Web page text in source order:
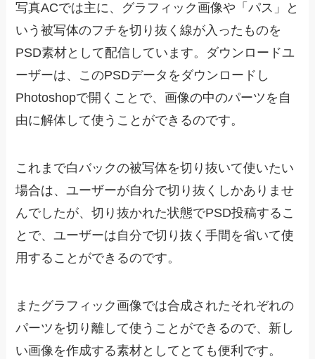
写真ACでは主に、グラフィック画像や「パス」と
いう被写体のフチを切り抜く線が入ったものを
PSD素材として配信しています。ダウンロードユ
ーザーは、このPSDデータをダウンロードし
Photoshopで開くことで、画像の中のパーツを自
由に解体して使うことができるのです。
これまで白バックの被写体を切り抜いて使いたい
場合は、ユーザーが自分で切り抜くしかありませ
んでしたが、切り抜かれた状態でPSD投稿するこ
とで、ユーザーは自分で切り抜く手間を省いて使
用することができるのです。
またグラフィック画像では合成されたそれぞれの
パーツを切り離して使うことができるので、新し
い画像を作成する素材としてとても便利です。